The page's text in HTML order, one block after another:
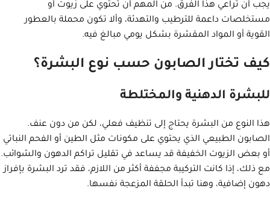
يجب أن تراعي هذا الفرق. من المهم أن تحتوي على زيوت أو
مستخلصات داعمة للترطيب والتهدئة، وألا تكون محملة بالعطور
القوية أو المواد المقشرة بشكل يومي مبالغ فيه.
كيف تختار الصابون حسب نوع البشرة؟
للبشرة الدهنية والمختلطة
هذا النوع من البشرة يحتاج إلى تنظيف فعلي، لكن من دون عنف.
الصابون الطبيعي الذي يحتوي على مكونات مثل الطين أو الفحم النباتي
أو بعض الزيوت الخفيفة قد يساعد في تقليل تراكم الدهون والشوائب.
مع ذلك، إذا كانت التركيبة مجففة أكثر من اللازم، فقد ترد البشرة بإفراز
دهون إضافية، وهنا تبدأ الحلقة المزعجة نفسها.